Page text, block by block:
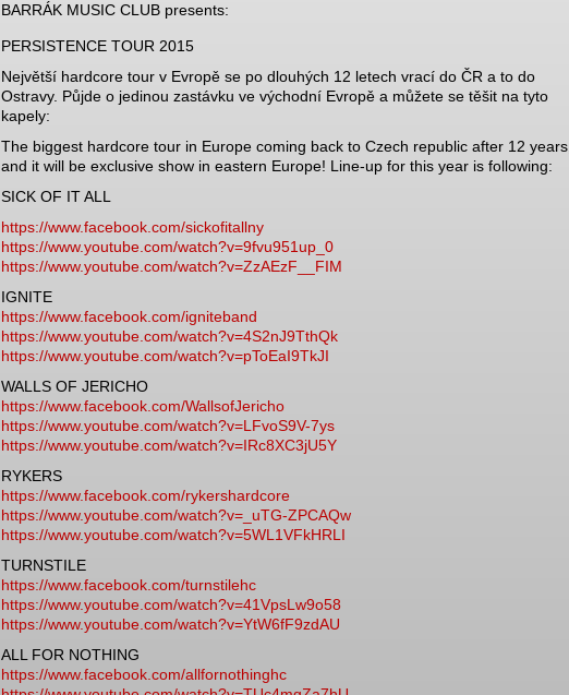
BARRÁK MUSIC CLUB presents:
PERSISTENCE TOUR 2015
Největší hardcore tour v Evropě se po dlouhých 12 letech vrací do ČR a to do
Ostravy. Půjde o jedinou zastávku ve východní Evropě a můžete se těšit na tyto
kapely:
The biggest hardcore tour in Europe coming back to Czech republic after 12 years,
and it will be exclusive show in eastern Europe! Line-up for this year is following:
SICK OF IT ALL
https://www.facebook.com/sickofitallny
https://www.youtube.com/watch?v=9fvu951up_0
https://www.youtube.com/watch?v=ZzAEzF__FIM
IGNITE
https://www.facebook.com/igniteband
https://www.youtube.com/watch?v=4S2nJ9TthQk
https://www.youtube.com/watch?v=pToEaI9TkJI
WALLS OF JERICHO
https://www.facebook.com/WallsofJericho
https://www.youtube.com/watch?v=LFvoS9V-7ys
https://www.youtube.com/watch?v=IRc8XC3jU5Y
RYKERS
https://www.facebook.com/rykershardcore
https://www.youtube.com/watch?v=_uTG-ZPCAQw
https://www.youtube.com/watch?v=5WL1VFkHRLI
TURNSTILE
https://www.facebook.com/turnstilehc
https://www.youtube.com/watch?v=41VpsLw9o58
https://www.youtube.com/watch?v=YtW6fF9zdAU
ALL FOR NOTHING
https://www.facebook.com/allfornothinghc